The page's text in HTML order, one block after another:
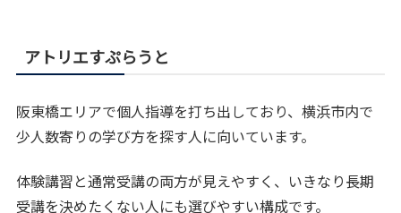
アトリエすぷらうと
阪東橋エリアで個人指導を打ち出しており、横浜市内で
少人数寄りの学び方を探す人に向いています。
体験講習と通常受講の両方が見えやすく、いきなり長期
受講を決めたくない人にも選びやすい構成です。